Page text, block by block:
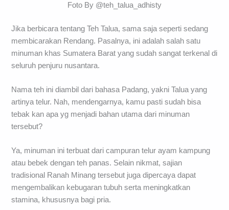
Foto By @teh_talua_adhisty
Jika berbicara tentang Teh Talua, sama saja seperti sedang
membicarakan Rendang. Pasalnya, ini adalah salah satu
minuman khas Sumatera Barat yang sudah sangat terkenal di
seluruh penjuru nusantara.
Nama teh ini diambil dari bahasa Padang, yakni Talua yang
artinya telur. Nah, mendengarnya, kamu pasti sudah bisa
tebak kan apa yg menjadi bahan utama dari minuman
tersebut?
Ya, minuman ini terbuat dari campuran telur ayam kampung
atau bebek dengan teh panas. Selain nikmat, sajian
tradisional Ranah Minang tersebut juga dipercaya dapat
mengembalikan kebugaran tubuh serta meningkatkan
stamina, khususnya bagi pria.